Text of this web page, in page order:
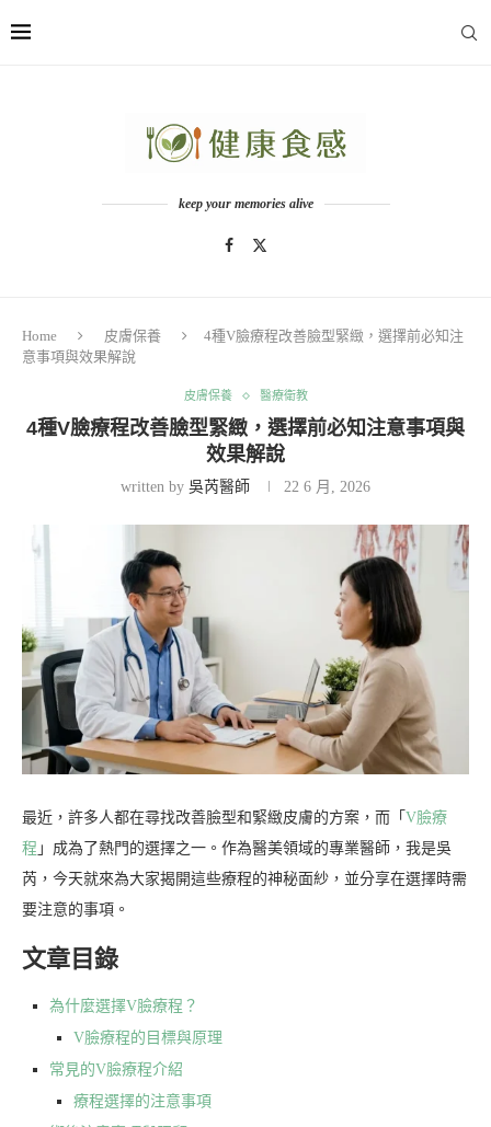
keep your memories alive
Home 皮膚保養
4種V臉療程改善臉型緊緻，選擇前必知注
意事項與效果解說
皮膚保養 醫療衛教
4種V臉療程改善臉型緊緻，選擇前必知注意事項與
效果解說
written by 吳芮醫師 22 6 月, 2026
最近，許多人都在尋找改善臉型和緊緻皮膚的方案，而「 V臉療
程 」成為了熱門的選擇之一。作為醫美領域的專業醫師，我是吳
芮，今天就來為大家揭開這些療程的神秘面紗，並分享在選擇時需
要注意的事項。
文章目錄
為什麼選擇V臉療程？
V臉療程的目標與原理
常見的V臉療程介紹
療程選擇的注意事項